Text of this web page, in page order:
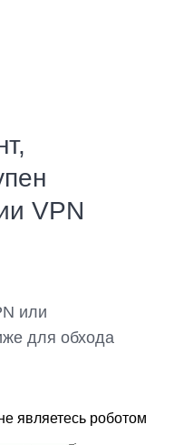
VPN
или
для обхода
являетесь роботом